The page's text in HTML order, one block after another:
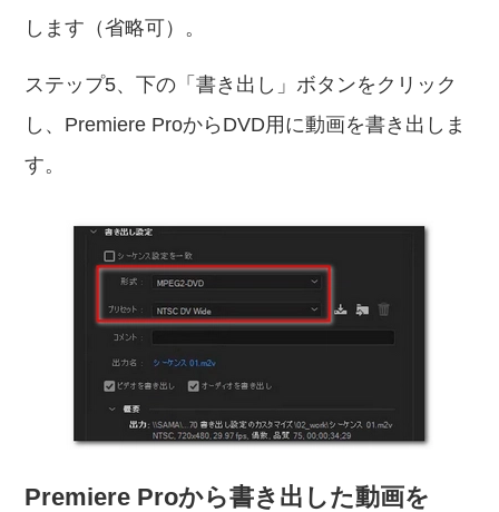
します（省略可）。
ステップ5、下の「書き出し」ボタンをクリック
し、Premiere ProからDVD用に動画を書き出しま
す。
Premiere Proから書き出した動画を